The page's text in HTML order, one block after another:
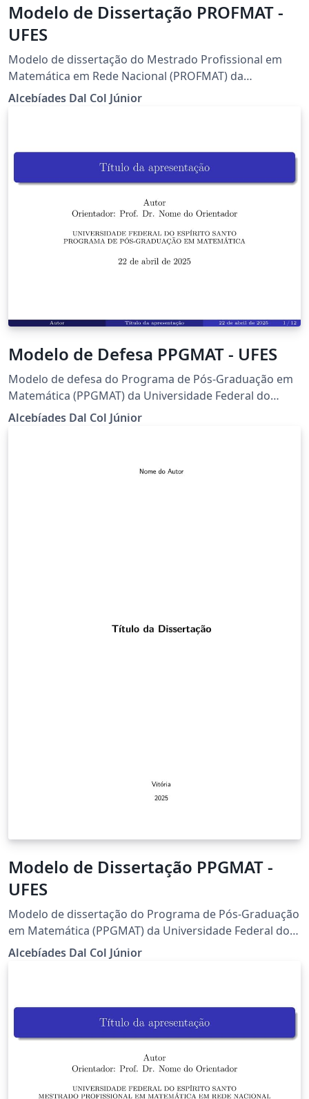
Modelo de Dissertação PROFMAT -
UFES
Modelo de dissertação do Mestrado Profissional em
Matemática em Rede Nacional (PROFMAT) da
Universidade Federal do Espírito Santo (UFES)
Alcebíades Dal Col Júnior
Modelo de Defesa PPGMAT - UFES
Modelo de defesa do Programa de Pós-Graduação em
Matemática (PPGMAT) da Universidade Federal do
Espírito Santo (UFES)
Alcebíades Dal Col Júnior
Modelo de Dissertação PPGMAT -
UFES
Modelo de dissertação do Programa de Pós-Graduação
em Matemática (PPGMAT) da Universidade Federal do
Espírito Santo (UFES)
Alcebíades Dal Col Júnior